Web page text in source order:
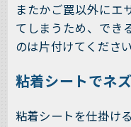
またかご罠以外にエ
てしまうため、でき
のは片付けてください
粘着シートでネ
粘着シートを仕掛け